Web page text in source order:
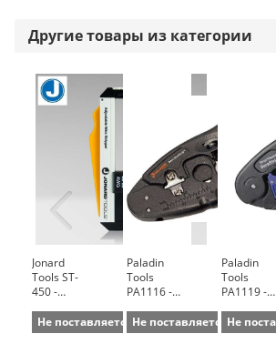
Другие товары из категории
Jonard
Tools ST-
450 -
стриппер
для
Не поставляется
Paladin
Tools
PA1116 -
SureStrip
для резки
Не поставляется
Paladin
Tools
PA1119 -
SureStrip
для
Не